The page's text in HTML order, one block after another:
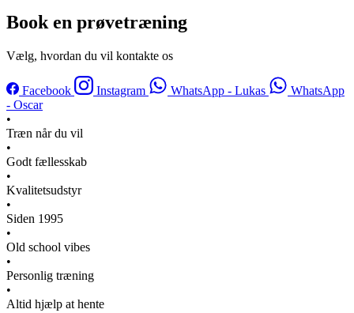
Book en prøvetræning
Vælg, hvordan du vil kontakte os
Facebook Instagram WhatsApp - Lukas
WhatsApp
- Oscar
•
Træn når du vil
•
Godt fællesskab
•
Kvalitetsudstyr
•
Siden 1995
•
Old school vibes
•
Personlig træning
•
Altid hjælp at hente